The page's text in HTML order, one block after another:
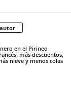
en el Pirineo
más descuentos,
nieve y menos colas